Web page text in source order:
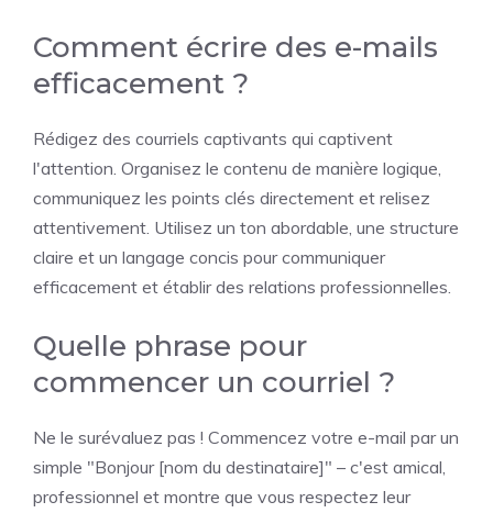
Comment écrire des e-mails
efficacement ?
Rédigez des courriels captivants qui captivent
l'attention. Organisez le contenu de manière logique,
communiquez les points clés directement et relisez
attentivement. Utilisez un ton abordable, une structure
claire et un langage concis pour communiquer
efficacement et établir des relations professionnelles.
Quelle phrase pour
commencer un courriel ?
Ne le surévaluez pas ! Commencez votre e-mail par un
simple "Bonjour [nom du destinataire]" – c'est amical,
professionnel et montre que vous respectez leur